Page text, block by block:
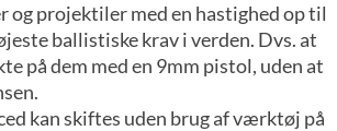
og projektiler med en hastighed op til
ballistiske krav i verden. Dvs. at
på dem med en 9mm pistol, uden at
kan skiftes uden brug af værktøj på